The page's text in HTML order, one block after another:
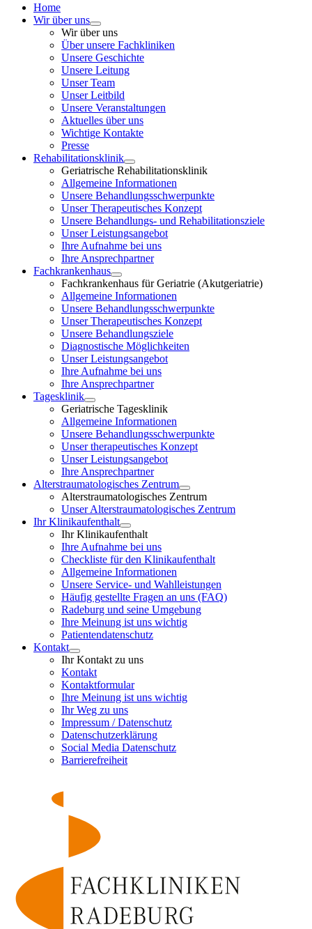
Home
Wir über uns
Wir über uns
Über unsere Fachkliniken
Unsere Geschichte
Unsere Leitung
Unser Team
Unser Leitbild
Unsere Veranstaltungen
Aktuelles über uns
Wichtige Kontakte
Presse
Rehabilitationsklinik
Geriatrische Rehabilitationsklinik
Allgemeine Informationen
Unsere Behandlungsschwerpunkte
Unser Therapeutisches Konzept
Unsere Behandlungs- und Rehabilitationsziele
Unser Leistungsangebot
Ihre Aufnahme bei uns
Ihre Ansprechpartner
Fachkrankenhaus
Fachkrankenhaus für Geriatrie (Akutgeriatrie)
Allgemeine Informationen
Unsere Behandlungsschwerpunkte
Unser Therapeutisches Konzept
Unsere Behandlungsziele
Diagnostische Möglichkeiten
Unser Leistungsangebot
Ihre Aufnahme bei uns
Ihre Ansprechpartner
Tagesklinik
Geriatrische Tagesklinik
Allgemeine Informationen
Unsere Behandlungsschwerpunkte
Unser therapeutisches Konzept
Unser Leistungsangebot
Ihre Ansprechpartner
Alterstraumatologisches Zentrum
Alterstraumatologisches Zentrum
Unser Alterstraumatologisches Zentrum
Ihr Klinikaufenthalt
Ihr Klinikaufenthalt
Ihre Aufnahme bei uns
Checkliste für den Klinikaufenthalt
Allgemeine Informationen
Unsere Service- und Wahlleistungen
Häufig gestellte Fragen an uns (FAQ)
Radeburg und seine Umgebung
Ihre Meinung ist uns wichtig
Patientendatenschutz
Kontakt
Ihr Kontakt zu uns
Kontakt
Kontaktformular
Ihre Meinung ist uns wichtig
Ihr Weg zu uns
Impressum / Datenschutz
Datenschutzerklärung
Social Media Datenschutz
Barrierefreiheit